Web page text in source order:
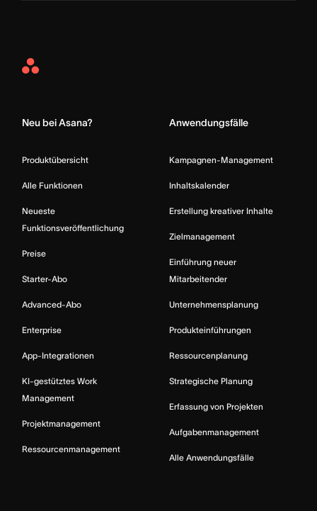
Asana
Neu bei Asana?
Produktübersicht
Alle Funktionen
Neueste
Funktionsveröffentlichung
Preise
Starter-Abo
Advanced-Abo
Enterprise
App-Integrationen
KI-gestütztes Work
Management
Projektmanagement
Ressourcenmanagement
Anwendungsfälle
Kampagnen-Management
Inhaltskalender
Erstellung kreativer Inhalte
Zielmanagement
Einführung neuer
Mitarbeitender
Unternehmensplanung
Produkteinführungen
Ressourcenplanung
Strategische Planung
Erfassung von Projekten
Aufgabenmanagement
Alle Anwendungsfälle